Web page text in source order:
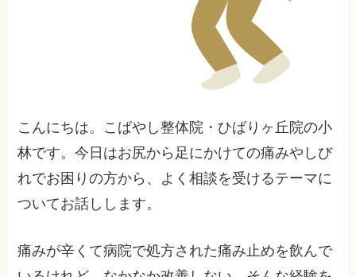
こんにちは。こばやし整体院・ひばりヶ丘院の小
林です。今日はお尻から足にかけての痛みやしび
れでお困りの方から、よく相談を受けるテーマに
ついてお話しします。
痛みが辛くて病院で処方された痛み止めを飲んで